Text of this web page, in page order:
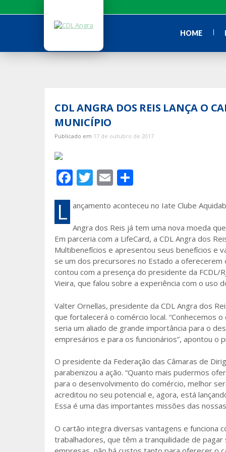
para
HOME
CDL ANGRA DOS REIS LANÇA O
MUNICÍPIO
Publicado em 17 de outubro de 2017
F
ac
e
b
o
o
k
T
w
itt
er
E
m
ai
l
ar
e
L ançamento aconteceu no Iate Clube
Angra dos Reis já tem uma nova moeda
Em parceria com a LifeCard, a CDL Angra dos
Multibenefícios e apresentou seus benefícios e
se um dos precursores no Estado a
contou com a presença do presidente da FCDL/
Vieira, que falou sobre a experiência com o uso
Valter Ornellas, presidente da CDL Angra dos
que fortalecerá o comércio local. “Conhecemos
seria um aliado de grande importância para o
empresários e para os funcionários”, apontou o
O presidente da Federação das Câmaras de
parabenizou a ação. “Quanto mais pudermos
para o desenvolvimento do comércio, melhor
acreditou no seu potencial e, agora, está
Essa é uma das importantes missões das
O cartão integra diversas vantagens e funciona
trabalhadores, que têm a tranquilidade de